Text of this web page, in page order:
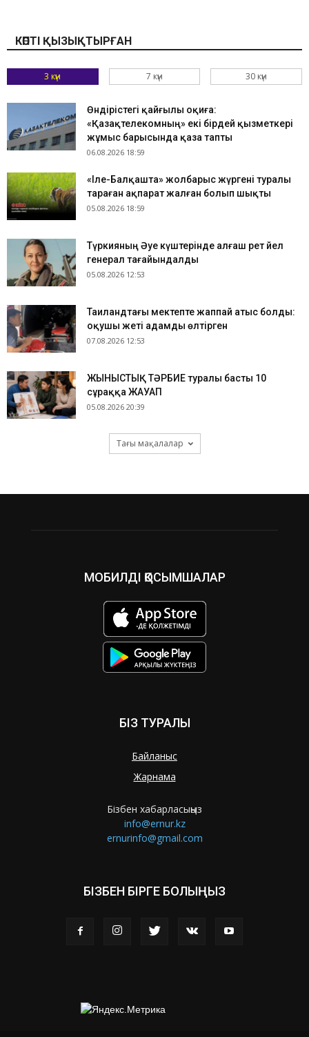
КӨПТІ ҚЫЗЫҚТЫРҒАН
3 күн 7 күн 30 күн
Өндірістегі қайғылы оқиға:
«Қазақтелекомның» екі бірдей қызметкері
жұмыс барысында қаза тапты
06.08.2026 18:59
«Іле-Балқашта» жолбарыс жүргені туралы
тараған ақпарат жалған болып шықты
05.08.2026 18:59
Түркияның Әуе күштерінде алғаш рет әйел
генерал тағайындалды
05.08.2026 12:53
Таиландтағы мектепте жаппай атыс болды:
оқушы жеті адамды өлтірген
07.08.2026 12:53
ЖЫНЫСТЫҚ ТӘРБИЕ туралы басты 10
сұраққа ЖАУАП
05.08.2026 20:39
Тағы мақалалар
МОБИЛДІ ҚОСЫМШАЛАР
БІЗ ТУРАЛЫ
Байланыс
Жарнама
Бізбен хабарласыңыз
info@ernur.kz
ernurinfo@gmail.com
БІЗБЕН БІРГЕ БОЛЫҢЫЗ